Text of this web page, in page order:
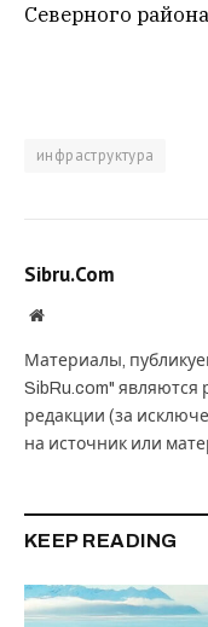
Северного
инфраструктура
Sibru.Com
Website
Материалы,
SibRu.com" являются
редакции (за
на источник или
KEEP READING